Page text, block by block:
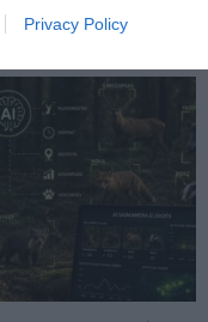
Privacy Policy